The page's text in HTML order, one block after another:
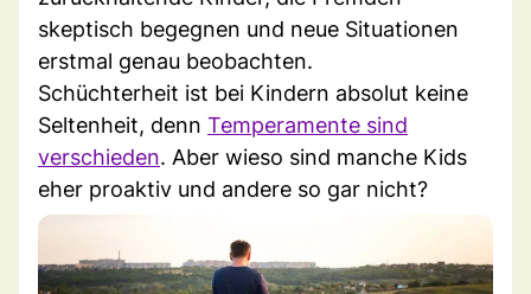
skeptisch begegnen und neue Situationen
erstmal genau beobachten.
Schüchterheit ist bei Kindern absolut keine
Seltenheit, denn Temperamente sind
verschieden. Aber wieso sind manche Kids
eher proaktiv und andere so gar nicht?